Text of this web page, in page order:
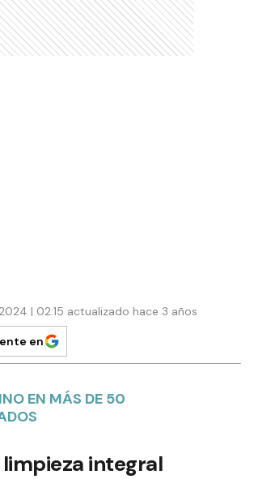
| 02:15 actualizado hace 3 años
en
EN MÁS DE 50
limpieza integral